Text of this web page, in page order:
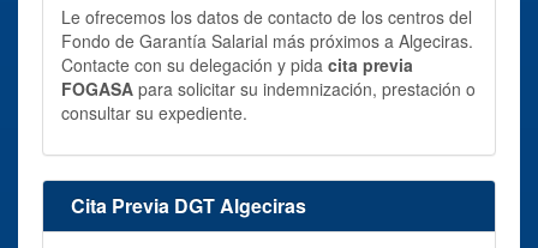
Le ofrecemos los datos de contacto de los centros del
Fondo de Garantía Salarial más próximos a Algeciras.
Contacte con su delegación y pida cita previa
FOGASA para solicitar su indemnización, prestación o
consultar su expediente.
Cita Previa DGT Algeciras